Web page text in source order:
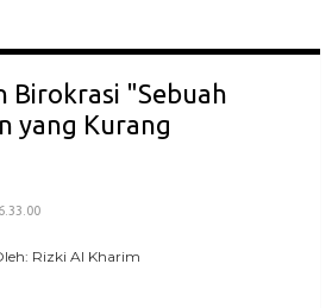
Birokrasi "Sebuah
yang Kurang
Rizki Al Kharim